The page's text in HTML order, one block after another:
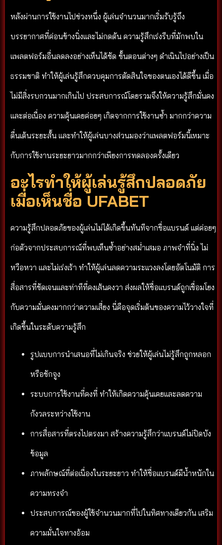
หลังผ่านการใช้งานไปช่วงหนึ่ง ผู้เล่นจำนวนมากเริ่มรับรู้ถึง
บรรยากาศที่ค่อนข้างนิ่งและไม่กดดัน ความรู้สึกเร่งรีบที่มักพบใน
แพลตฟอร์มอื่นลดลงอย่างเห็นได้ชัด ขั้นตอนต่างๆ ดำเนินไปอย่างเป็น
ธรรมชาติ ทำให้ผู้เล่นรู้สึกควบคุมการตัดสินใจของตนเองได้ดีขึ้น เมื่อ
ไม่มีสิ่งรบกวนมากเกินไป ประสบการณ์โดยรวมจึงให้ความรู้สึกมั่นคง
และต่อเนื่อง ความคุ้นเคยค่อยๆ เกิดจากการใช้งานซ้ำ มากกว่าความ
ตื่นเต้นระยะสั้น และทำให้ผู้เล่นบางส่วนมองว่าแพลตฟอร์มนี้เหมาะ
กับการใช้งานระยะยาวมากกว่าเพียงการทดลองครั้งเดียว
อะไรทำให้ผู้เล่นรู้สึกปลอดภัย
เมื่อเห็นชื่อ UFABET
ความรู้สึกปลอดภัยของผู้เล่นไม่ได้เกิดขึ้นทันทีจากชื่อแบรนด์ แต่ค่อยๆ
ก่อตัวจากประสบการณ์ที่พบเห็นซ้ำอย่างสม่ำเสมอ ภาพจำที่นิ่ง ไม่
หวือหวา และไม่เร่งเร้า ทำให้ผู้เล่นลดความระแวงลงโดยอัตโนมัติ การ
สื่อสารที่ชัดเจนและท่าทีที่คงเส้นคงวา ส่งผลให้ชื่อแบรนด์ถูกเชื่อมโยง
กับความมั่นคงมากกว่าความเสี่ยง นี่คือจุดเริ่มต้นของความไว้วางใจที่
เกิดขึ้นในระดับความรู้สึก
รูปแบบการนำเสนอที่ไม่เกินจริง ช่วยให้ผู้เล่นไม่รู้สึกถูกหลอก
หรือชักจูง
ระบบการใช้งานที่คงที่ ทำให้เกิดความคุ้นเคยและลดความ
กังวลระหว่างใช้งาน
การสื่อสารที่ตรงไปตรงมา สร้างความรู้สึกว่าแบรนด์ไม่ปิดบัง
ข้อมูล
ภาพลักษณ์ที่ต่อเนื่องในระยะยาว ทำให้ชื่อแบรนด์มีน้ำหนักใน
ความทรงจำ
ประสบการณ์ของผู้ใช้จำนวนมากที่ไปในทิศทางเดียวกัน เสริม
ความมั่นใจทางอ้อม